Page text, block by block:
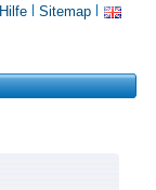
Hilfe Sitemap